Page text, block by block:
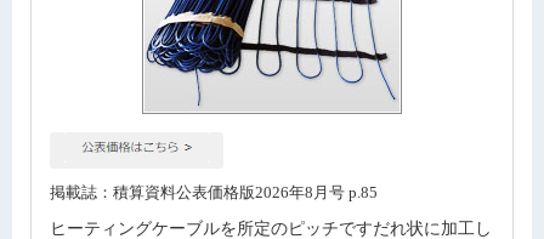
掲載誌：積算資料公表価格版2026年8月号 p.85
ヒーティングケーブルを所定のピッチですだれ状に加工し